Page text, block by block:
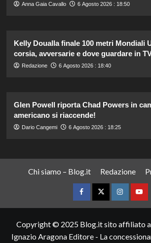
Anna Gaia Cavallo 6 Agosto 2026 : 18:50
Kelly Doualla finale 100 metri Mondiali
corsia, avversarie e dove guardare in
Redazione 6 Agosto 2026 : 18:40
Glen Powell riporta Chad Powers in
americano si riaccende!
Dario Cangemi 6 Agosto 2026 : 18:25
Chi siamo – Blog.it Redazione
FacebookTwitterInstagram
Copyright © 2025 Blog.it sito affiliato
Ignazio Aragona Editore - La